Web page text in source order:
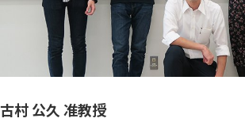
古村 公久 准教授